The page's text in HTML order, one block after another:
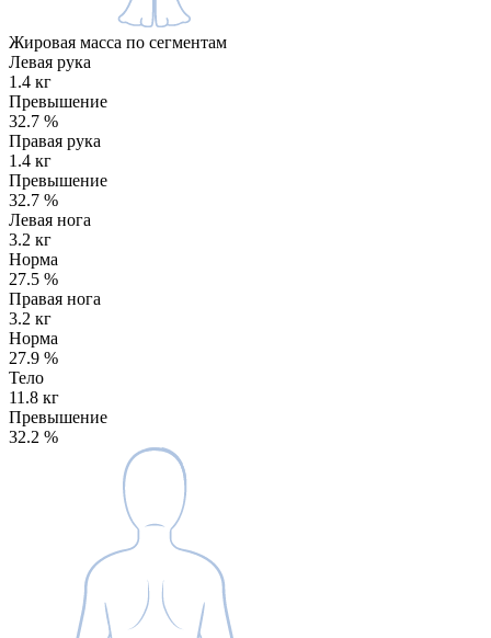
Жировая масса по сегментам
Левая рука
1.4 кг
Превышение
32.7 %
Правая рука
1.4 кг
Превышение
32.7 %
Левая нога
3.2 кг
Норма
27.5 %
Правая нога
3.2 кг
Норма
27.9 %
Тело
11.8 кг
Превышение
32.2 %